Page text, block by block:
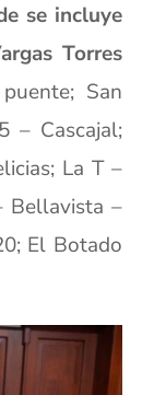
se incluye
Torres
San
– Cascajal;
La T –
Bellavista –
El Botado